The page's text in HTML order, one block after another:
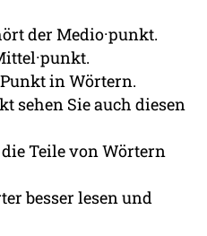
der Medio·punkt.
in Wörtern.
sehen Sie auch diesen
Teile von Wörtern
besser lesen und